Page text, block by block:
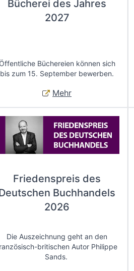
Bücherei des Jahres
2027
Öffentliche Büchereien können sich
bis zum 15. September bewerben.
Mehr
Friedenspreis des
Buchhandels
2026
Die Auszeichnung geht an den
britischen Autor Philippe
Sands.